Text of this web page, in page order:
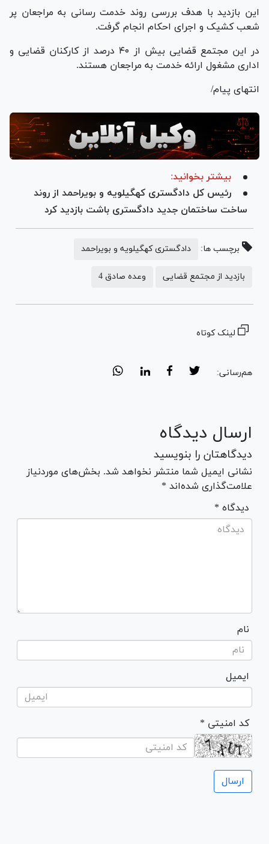
این بازدید با هدف بررسی روند خدمت رسانی به مراجعان پر
شعب کشیک و اجرای احکام انجام گرفت.
در این مجتمع قضایی بیش از ۴۰ درصد از کارکنان قضایی و
اداری مشغول ارائه خدمت به مراجعان هستند.
انتهای پیام/
بیشتر بخوانید:
رئیس کل دادگستری کهگیلویه و بویراحمد از روند
ساخت ساختمان جدید دادگستری باشت بازدید کرد
برچسب ها: دادگستری کهگیلویه و بویراحمد
بازدید از مجتمع قضایی وعده صادق 4
لینک کوتاه
هم‌رسانی:
ارسال دیدگاه
دیدگاهتان را بنویسید
نشانی ایمیل شما منتشر نخواهد شد. بخش‌های موردنیاز
علامت‌گذاری شده‌اند *
* دیدگاه
نام
ایمیل
* کد امنیتی